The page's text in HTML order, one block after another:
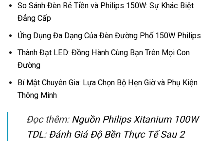
So Sánh Đèn Rẻ Tiền và Philips 150W: Sự Khác Biệt
Đẳng Cấp
Ứng Dụng Đa Dạng Của Đèn Đường Phố 150W Philips
Thành Đạt LED: Đồng Hành Cùng Bạn Trên Mọi Con
Đường
Bí Mật Chuyên Gia: Lựa Chọn Bộ Hẹn Giờ và Phụ Kiện
Thông Minh
Đọc thêm: Nguồn Philips Xitanium 100W
TDL: Đánh Giá Độ Bền Thực Tế Sau 2